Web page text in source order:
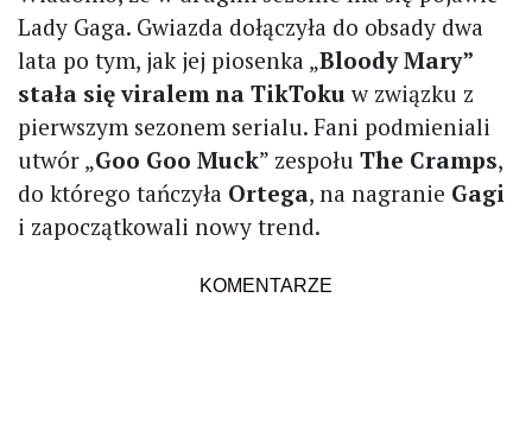
Lady Gaga. Gwiazda dołączyła do obsady dwa
lata po tym, jak jej piosenka „Bloody Mary”
stała się viralem na TikTokuw związku z
pierwszym sezonem serialu. Fani podmieniali
utwór „Goo Goo Muck” zespołu The Cramps,
do którego tańczyła Ortega, na nagranie Gagi
i zapoczątkowali nowy trend.
KOMENTARZE